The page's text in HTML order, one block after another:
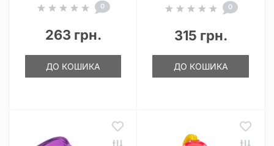
0
263 грн.
ДО КОШИКА
0
315 грн.
ДО КОШИКА